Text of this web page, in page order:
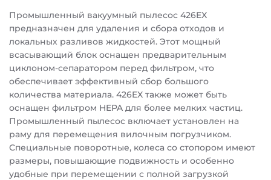
Промышленный вакуумный пылесос 426EX
предназначен для удаления и сбора отходов и
локальных разливов жидкостей. Этот мощный
всасывающий блок оснащен предварительным
циклоном-сепаратором перед фильтром, что
обеспечивает эффективный сбор большого
количества материала. 426EX также может быть
оснащен фильтром HEPA для более мелких частиц.
Промышленный пылесос включает установлен на
раму для перемещения вилочным погрузчиком.
Специальные поворотные, колеса со стопором имеют
размеры, повышающие подвижность и особенно
удобные при перемещении с полной загрузкой